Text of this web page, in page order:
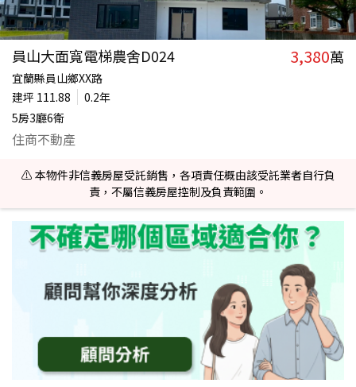
員山大面寬電梯農舍D024 3,380萬
宜蘭縣員山鄉XX路
建坪 111.88
0.2年
5房3廳6衛
住商不動產
⚠️ 本物件非信義房屋受託銷售，各項責任概由該受託業者自行負
責，不屬信義房屋控制及負責範圍。